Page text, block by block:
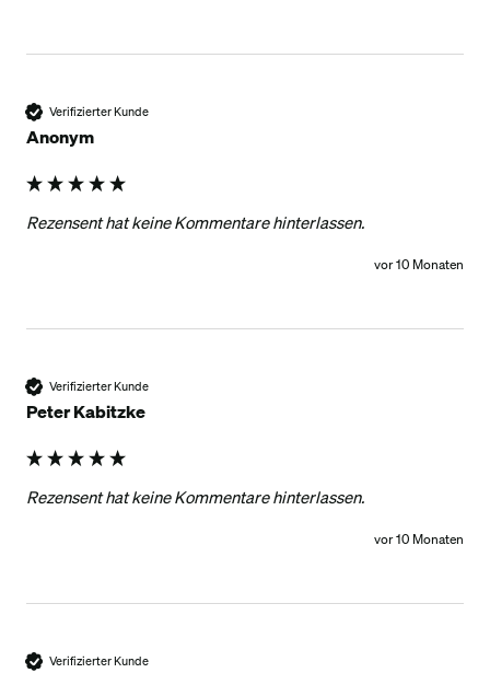
Verifizierter Kunde
Anonym
Rezensent hat keine Kommentare hinterlassen.
vor 10 Monaten
Verifizierter Kunde
Peter Kabitzke
Rezensent hat keine Kommentare hinterlassen.
vor 10 Monaten
Verifizierter Kunde